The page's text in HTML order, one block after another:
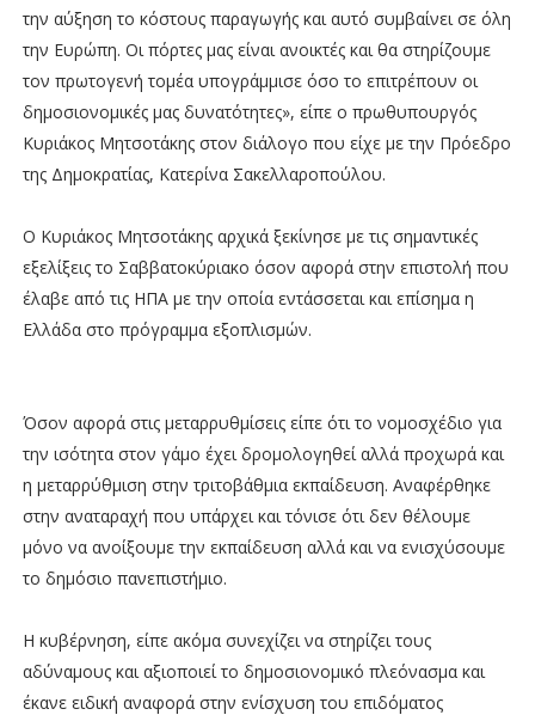
την αύξηση το κόστους παραγωγής και αυτό συμβαίνει σε όλη
την Ευρώπη. Οι πόρτες μας είναι ανοικτές και θα στηρίζουμε
τον πρωτογενή τομέα υπογράμμισε όσο το επιτρέπουν οι
δημοσιονομικές μας δυνατότητες», είπε ο πρωθυπουργός
Κυριάκος Μητσοτάκης στον διάλογο που είχε με την Πρόεδρο
της Δημοκρατίας, Κατερίνα Σακελλαροπούλου.
Ο Κυριάκος Μητσοτάκης αρχικά ξεκίνησε με τις σημαντικές
εξελίξεις το Σαββατοκύριακο όσον αφορά στην επιστολή που
έλαβε από τις ΗΠΑ με την οποία εντάσσεται και επίσημα η
Ελλάδα στο πρόγραμμα εξοπλισμών.
Όσον αφορά στις μεταρρυθμίσεις είπε ότι το νομοσχέδιο για
την ισότητα στον γάμο έχει δρομολογηθεί αλλά προχωρά και
η μεταρρύθμιση στην τριτοβάθμια εκπαίδευση. Αναφέρθηκε
στην αναταραχή που υπάρχει και τόνισε ότι δεν θέλουμε
μόνο να ανοίξουμε την εκπαίδευση αλλά και να ενισχύσουμε
το δημόσιο πανεπιστήμιο.
Η κυβέρνηση, είπε ακόμα συνεχίζει να στηρίζει τους
αδύναμους και αξιοποιεί το δημοσιονομικό πλεόνασμα και
έκανε ειδική αναφορά στην ενίσχυση του επιδόματος